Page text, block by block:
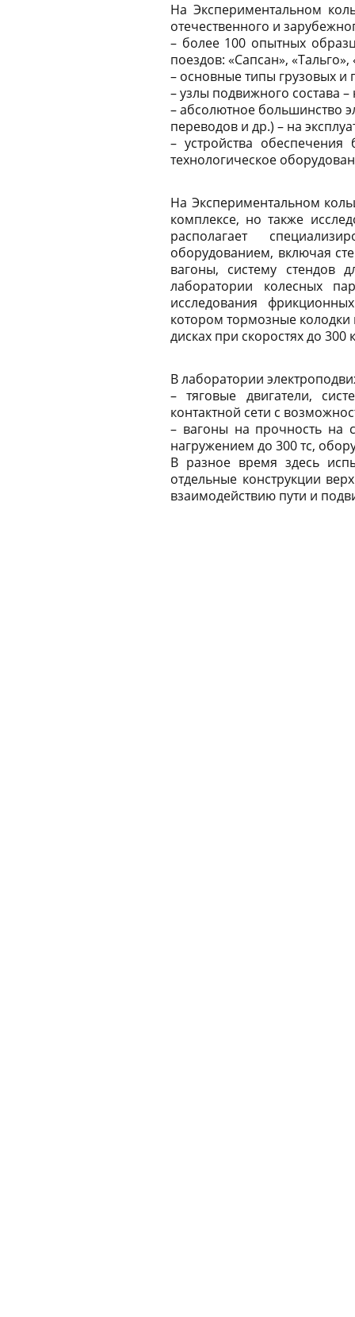
На Экспериментальном
отечественного и
– более 100 опытных
поездов: «Сапсан»,
– основные типы грузовых и
– узлы подвижного состава
– абсолютное большинство
переводов и др.) – на
– устройства
технологическое
На Экспериментальном
комплексе, но также
располагает
оборудованием, включая
вагоны, систему стендов
лаборатории колесных
исследования
котором тормозные колодки
дисках при скоростях до 300
В лаборатории
– тяговые двигатели,
контактной сети с
– вагоны на прочность на
нагружением до 300 тс,
В разное время здесь
отдельные конструкции
взаимодействию пути и